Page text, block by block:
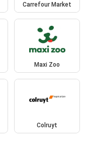
Carrefour Market
Maxi Zoo
Colruyt